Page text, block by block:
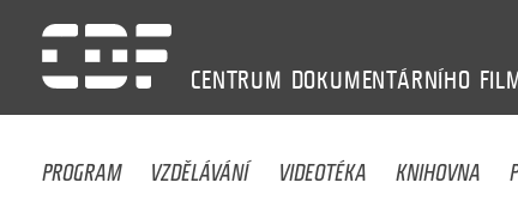
CENTRUM DOKUMENTÁRNÍHO
PROGRAM VZDĚLÁVÁNÍ VIDEOTÉKA KNIHOVNA